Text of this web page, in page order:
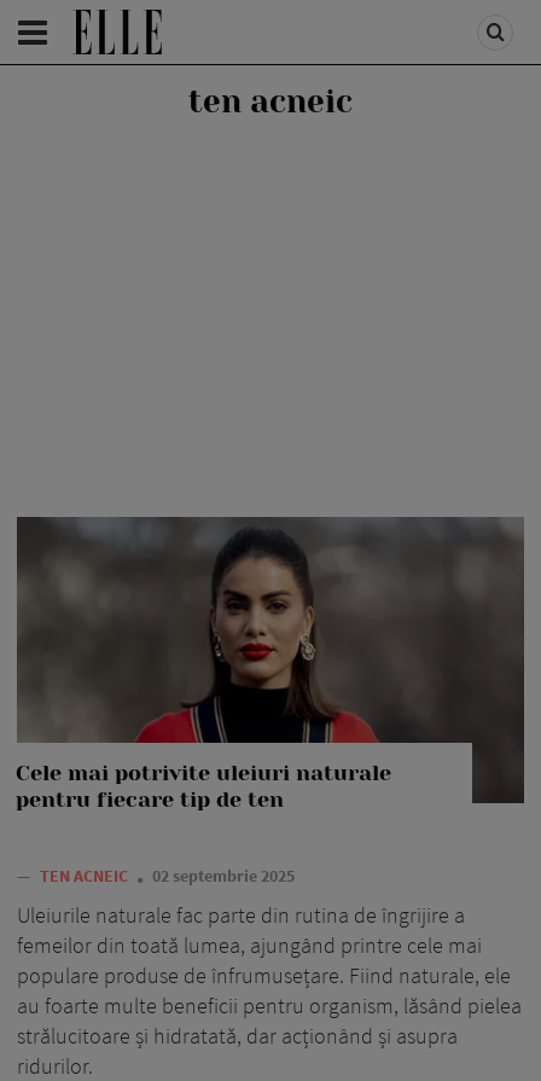
HOMEPAGE /BEAUTY
ten acneic
Cele mai potrivite uleiuri naturale
pentru fiecare tip de ten
— TEN ACNEIC 02 septembrie 2025
Uleiurile naturale fac parte din rutina de îngrijire a
femeilor din toată lumea, ajungând printre cele mai
populare produse de înfrumusețare. Fiind naturale, ele
au foarte multe beneficii pentru organism, lăsând pielea
strălucitoare și hidratată, dar acționând și asupra
ridurilor.